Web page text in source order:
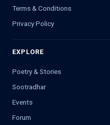
Terms & Conditions
Privacy Policy
EXPLORE
Poetry & Stories
Sootradhar
Events
Forum